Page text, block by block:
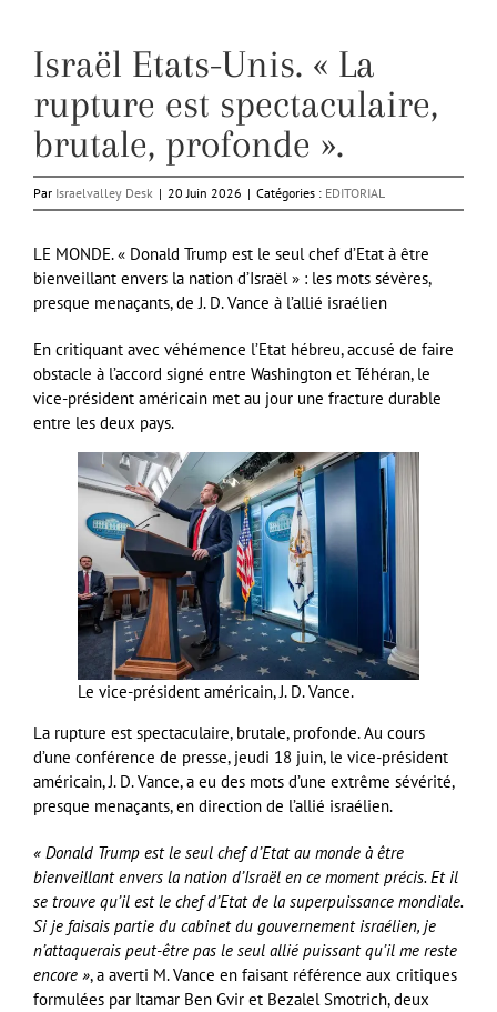
Israël Etats-Unis. « La
rupture est spectaculaire,
brutale, profonde ».
Par Israelvalley Desk | 20 Juin 2026 | Catégories : EDITORIAL
LE MONDE. « Donald Trump est le seul chef d’Etat à être
bienveillant envers la nation d’Israël » : les mots sévères,
presque menaçants, de J. D. Vance à l’allié israélien
En critiquant avec véhémence l’Etat hébreu, accusé de faire
obstacle à l’accord signé entre Washington et Téhéran, le
vice-président américain met au jour une fracture durable
entre les deux pays.
Le vice-président américain, J. D. Vance.
La rupture est spectaculaire, brutale, profonde. Au cours
d’une conférence de presse, jeudi 18 juin, le vice-président
américain, J. D. Vance, a eu des mots d’une extrême sévérité,
presque menaçants, en direction de l’allié israélien.
« Donald Trump est le seul chef d’Etat au monde à être
bienveillant envers la nation d’Israël en ce moment précis. Et il
se trouve qu’il est le chef d’Etat de la superpuissance mondiale.
Si je faisais partie du cabinet du gouvernement israélien, je
n’attaquerais peut-être pas le seul allié puissant qu’il me reste
encore », a averti M. Vance en faisant référence aux critiques
formulées par Itamar Ben Gvir et Bezalel Smotrich, deux